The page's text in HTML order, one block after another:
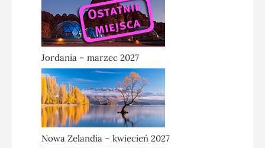
Jordania – marzec 2027
Nowa Zelandia – kwiecień 2027